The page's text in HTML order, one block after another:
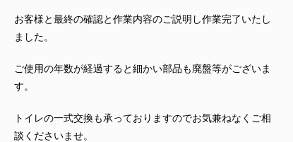
お客様と最終の確認と作業内容のご説明し作業完了いたし
ました。
ご使用の年数が経過すると細かい部品も廃盤等がございま
す。
トイレの一式交換も承っておりますのでお気兼ねなくご相
談くださいませ。